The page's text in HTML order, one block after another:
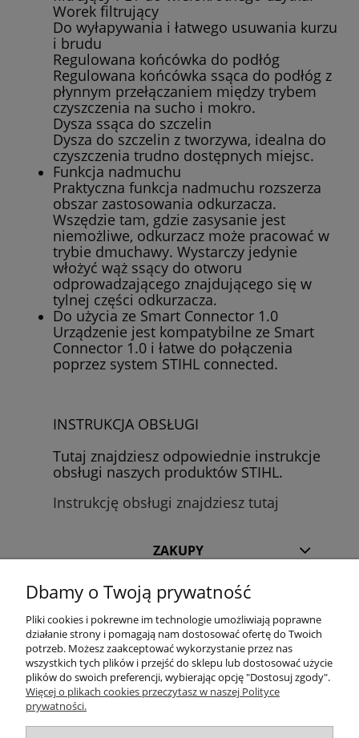
Worek filtrujący
Do wyłapywania i łatwego usuwania kurzu
i brudu
Regulowana końcówka do podłóg
Regulowana końcówka ssąca do podłóg z
płynnym przełączaniem między trybem
czyszczenia na sucho i mokro.
Dysza ssąca do szczelin
Dysza do szczelin z tworzywa, idealna do
czyszczenia trudno dostępnych miejsc.
Funkcja nadmuchu
Praktyczna funkcja nadmuchu rozszerza
obszar zastosowania odkurzacza.
Wszędzie tam, gdzie zasysanie jest
niemożliwe, odkurzacz może pracować w
trybie dmuchawy. Wystarczy jedynie
włożyć wąż ssący do otworu
odprowadzającego znajdującego się w
tylnej części odkurzacza.
Do użycia ze Smart Connector 1.0
Urządzenie jest kompatybilne ze Smart
Connector 1.0 i łatwe do połączenia
poprzez system STIHL connected.
INSTRUKCJA OBSŁUGI
Tutaj znajdziesz odpowiednie instrukcje
obsługi naszych produktów STIHL.
Instrukcję obsługi znajdziesz tutaj
ZAKUPY
POMOC
INFORMACJE
KILKA SŁÓW O NAS
Dbamy o Twoją prywatność
Pliki cookies i pokrewne im technologie umożliwiają poprawne
działanie strony i pomagają nam dostosować ofertę do Twoich
potrzeb. Możesz zaakceptować wykorzystanie przez nas
wszystkich tych plików i przejść do sklepu lub dostosować użycie
plików do swoich preferencji, wybierając opcję "Dostosuj zgody".
Więcej o plikach cookies przeczytasz w naszej Polityce
prywatności.